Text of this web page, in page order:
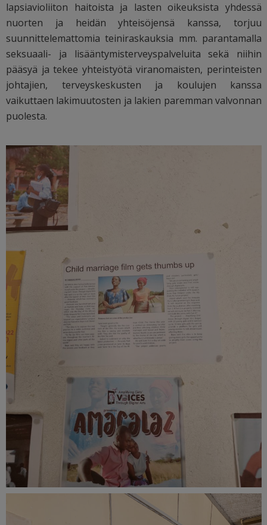
lapsiavioliiton haitoista ja lasten oikeuksista yhdessä
nuorten ja heidän yhteisöjensä kanssa, torjuu
suunnittelemattomia teiniraskauksia mm. parantamalla
seksuaali- ja lisääntymisterveyspalveluita sekä niihin
pääsyä ja tekee yhteistyötä viranomaisten, perinteisten
johtajien, terveyskeskusten ja koulujen kanssa
vaikuttaen lakimuutosten ja lakien paremman valvonnan
puolesta.